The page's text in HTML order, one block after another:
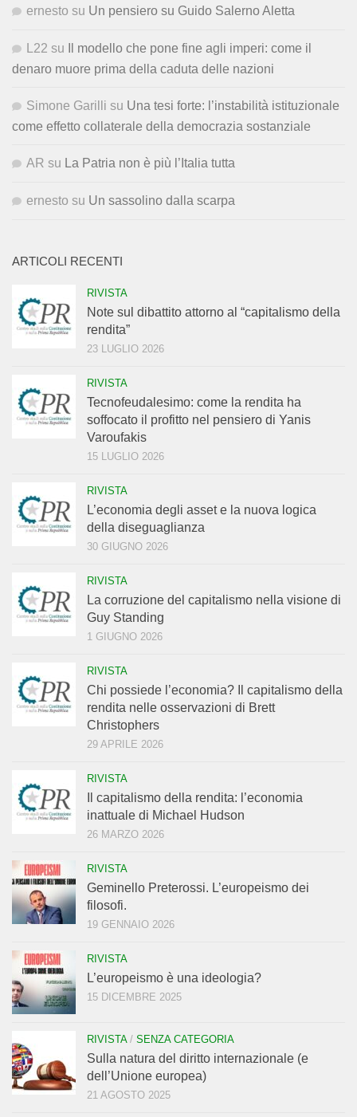
ernesto su Un pensiero su Guido Salerno Aletta
L22 su
Il modello che pone fine agli imperi: come il
denaro muore prima della caduta delle nazioni
Simone Garilli su Una tesi forte: l’instabilità istituzionale
come effetto collaterale della democrazia sostanziale
AR su La Patria non è più l’Italia tutta
ernesto su Un sassolino dalla scarpa
ARTICOLI RECENTI
RIVISTA
Note sul dibattito attorno al “capitalismo della
rendita”
23 LUGLIO 2026
RIVISTA
Tecnofeudalesimo: come la rendita ha
soffocato il profitto nel pensiero di Yanis
Varoufakis
15 LUGLIO 2026
RIVISTA
L’economia degli asset e la nuova logica
della diseguaglianza
30 GIUGNO 2026
RIVISTA
La corruzione del capitalismo nella visione di
Guy Standing
1 GIUGNO 2026
RIVISTA
Chi possiede l’economia? Il capitalismo della
rendita nelle osservazioni di Brett
Christophers
29 APRILE 2026
RIVISTA
Il capitalismo della rendita: l’economia
inattuale di Michael Hudson
26 MARZO 2026
RIVISTA
Geminello Preterossi. L’europeismo dei
filosofi.
19 GENNAIO 2026
RIVISTA
L’europeismo è una ideologia?
15 DICEMBRE 2025
RIVISTA/ SENZA CATEGORIA
Sulla natura del diritto internazionale (e
dell’Unione europea)
21 AGOSTO 2025